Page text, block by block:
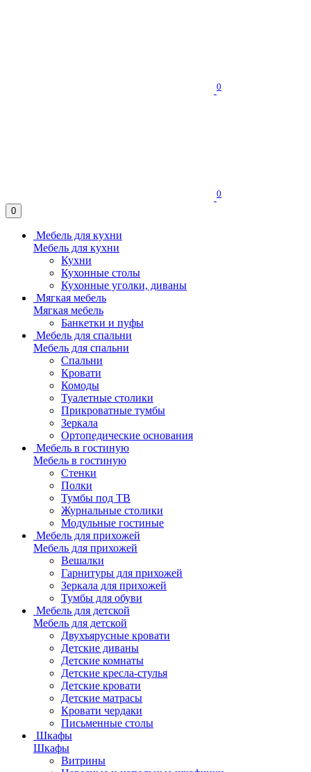
0
0
0
Мебель для кухни
Мебель для кухни
Кухни
Кухонные столы
Кухонные уголки, диваны
Мягкая мебель
Мягкая мебель
Банкетки и пуфы
Мебель для спальни
Мебель для спальни
Спальни
Кровати
Комоды
Туалетные столики
Прикроватные тумбы
Зеркала
Ортопедические основания
Мебель в гостиную
Мебель в гостиную
Стенки
Полки
Тумбы под ТВ
Журнальные столики
Модульные гостиные
Мебель для прихожей
Мебель для прихожей
Вешалки
Гарнитуры для прихожей
Зеркала для прихожей
Тумбы для обуви
Мебель для детской
Мебель для детской
Двухъярусные кровати
Детские диваны
Детские комнаты
Детские кресла-стулья
Детские кровати
Детские матрасы
Кровати чердаки
Письменные столы
Шкафы
Шкафы
Витрины